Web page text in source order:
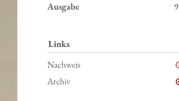
Ausgabe
Links
Nachweis
Archiv